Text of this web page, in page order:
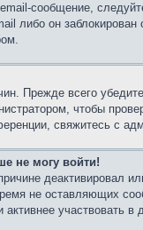
сообщение,
либо он
Прежде всего
чтобы
свяжитесь с
не могу войти!
деактивировал
не оставляющих
активнее участвовать в